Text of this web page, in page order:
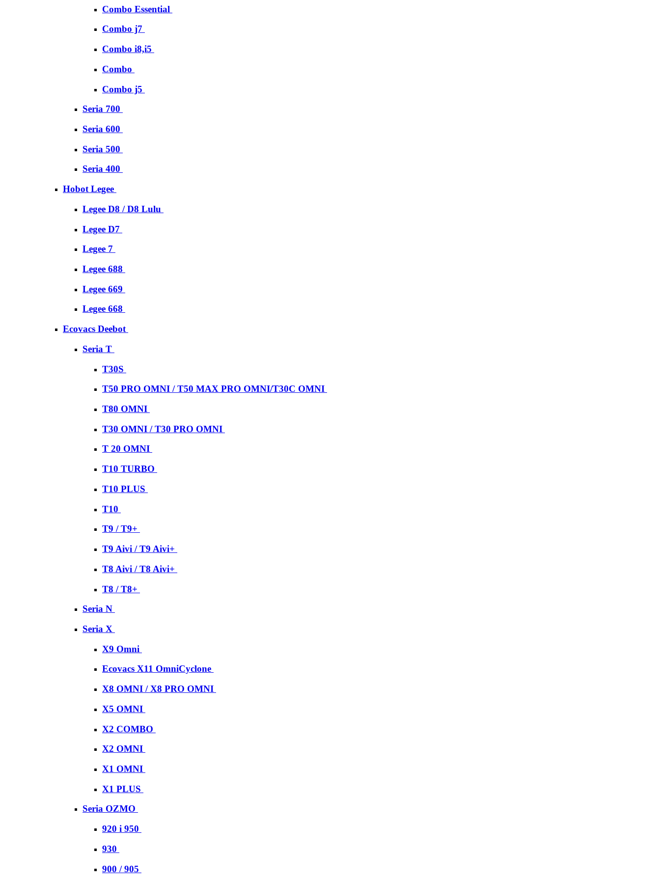
Combo Essential
Combo j7
Combo i8,i5
Combo
Combo j5
Seria 700
Seria 600
Seria 500
Seria 400
Hobot Legee
Legee D8 / D8 Lulu
Legee D7
Legee 7
Legee 688
Legee 669
Legee 668
Ecovacs Deebot
Seria T
T30S
T50 PRO OMNI / T50 MAX PRO OMNI/T30C OMNI
T80 OMNI
T30 OMNI / T30 PRO OMNI
T 20 OMNI
T10 TURBO
T10 PLUS
T10
T9 / T9+
T9 Aivi / T9 Aivi+
T8 Aivi / T8 Aivi+
T8 / T8+
Seria N
Seria X
X9 Omni
Ecovacs X11 OmniCyclone
X8 OMNI / X8 PRO OMNI
X5 OMNI
X2 COMBO
X2 OMNI
X1 OMNI
X1 PLUS
Seria OZMO
920 i 950
930
900 / 905